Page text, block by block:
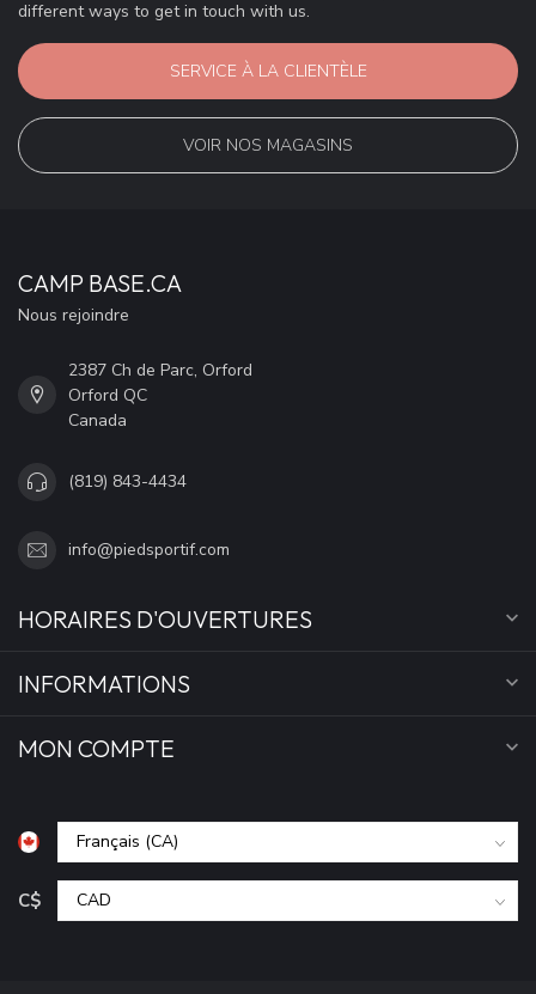
different ways to get in touch with us.
SERVICE À LA CLIENTÈLE
VOIR NOS MAGASINS
CAMP BASE.CA
Nous rejoindre
2387 Ch de Parc, Orford
Orford QC
Canada
(819) 843-4434
info@piedsportif.com
HORAIRES D'OUVERTURES
INFORMATIONS
MON COMPTE
C$